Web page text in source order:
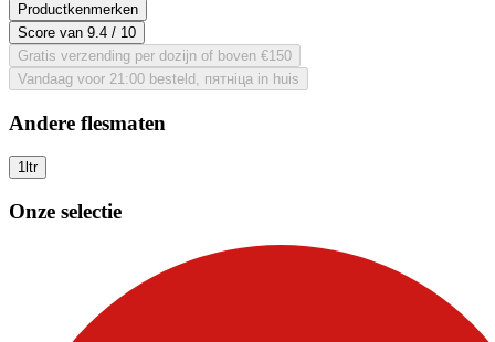
Productkenmerken
Score van 9.4 / 10
Gratis verzending per dozijn of boven €150
Vandaag voor 21:00 besteld, пятніца in huis
Andere flesmaten
1ltr
Onze selectie